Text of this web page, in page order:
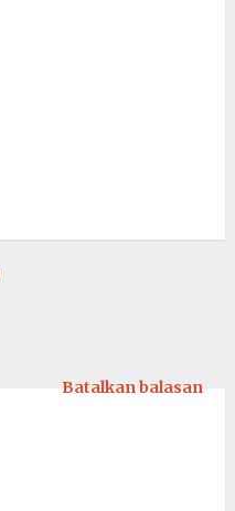
Batalkan balasan